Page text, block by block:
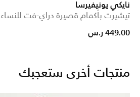
نايكي يونيفيرسا
تيشيرت بأكمام قصيرة دراي-فت للنساء
449.00 ر.س
منتجات أخرى ستعجبك